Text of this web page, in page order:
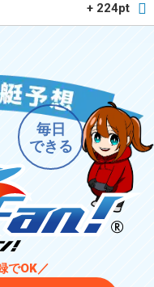
+ 224pt
毎日
できる
でOK／